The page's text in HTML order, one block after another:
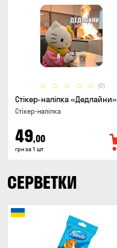
(0)
Стікер-наліпка «Дедлайни»
Стікер-наліпка
49,00
грн за 1 шт
СЕРВЕТКИ